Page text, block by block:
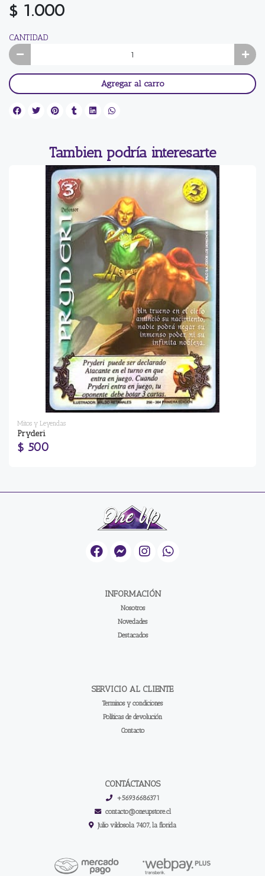
$ 1.000
CANTIDAD
Agregar al carro
Tambien podría interesarte
Mitos y Leyendas
Pryderi
$ 500
INFORMACIÓN
Nosotros
Novedades
Destacados
SERVICIO AL CLIENTE
Terminos y condiciones
Políticas de devolución
Contacto
CONTÁCTANOS
+56936686371
contacto@oneupstore.cl
Julio vildosola 7407, la florida